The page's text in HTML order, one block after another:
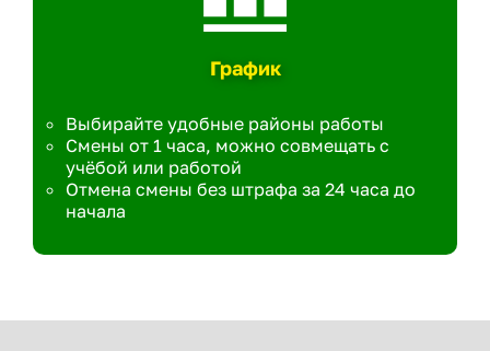
График
Выбирайте удобные районы работы
Смены от 1 часа, можно совмещать с
учёбой или работой
Отмена смены без штрафа за 24 часа до
начала